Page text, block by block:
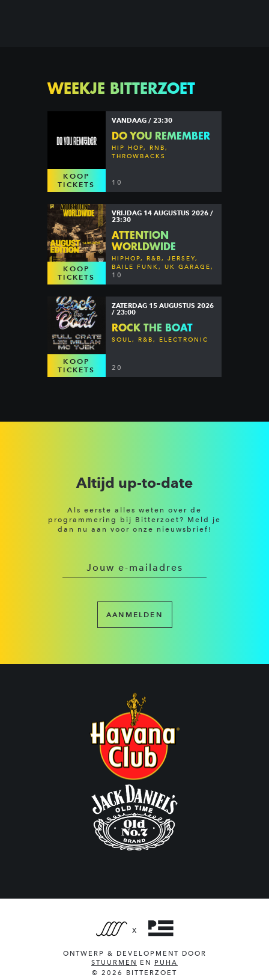
WEEKJE BITTERZOET
KOOP
TICKETS
VANDAAG / 23:30
DO YOU REMEMBER
HIP HOP, RNB,
THROWBACKS
10
KOOP
TICKETS
VRIJDAG 14 AUGUSTUS 2026 /
23:30
ATTENTION
WORLDWIDE
HIPHOP, R&B, JERSEY,
BAILE FUNK, UK GARAGE,
DANCEHALL & MORE
10
KOOP
TICKETS
ZATERDAG 15 AUGUSTUS 2026
/ 23:00
ROCK THE BOAT
SOUL, R&B, ELECTRONIC
20
Altijd up-to-date
Als eerste alles weten over de
programmering bij Bitterzoet? Meld je
dan nu aan voor onze nieuwsbrief!
AANMELDEN
X
ONTWERP & DEVELOPMENT DOOR
STUURMEN
EN PUHA
© 2026 BITTERZOET